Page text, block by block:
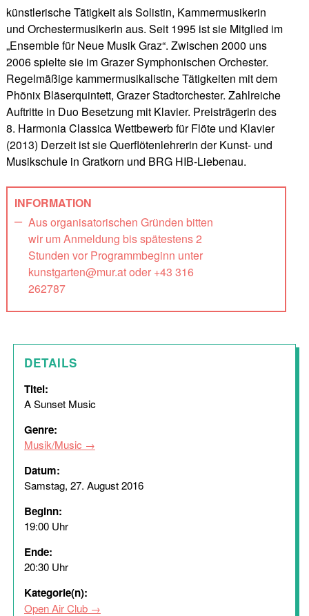
künstlerische Tätigkeit als Solistin, Kammermusikerin
und Orchestermusikerin aus. Seit 1995 ist sie Mitglied im
„Ensemble für Neue Musik Graz“. Zwischen 2000 uns
2006 spielte sie im Grazer Symphonischen Orchester.
Regelmäßige kammermusikalische Tätigkeiten mit dem
Phönix Bläserquintett, Grazer Stadtorchester. Zahlreiche
Auftritte in Duo Besetzung mit Klavier. Preisträgerin des
8. Harmonia Classica Wettbewerb für Flöte und Klavier
(2013) Derzeit ist sie Querflötenlehrerin der Kunst- und
Musikschule in Gratkorn und BRG HIB-Liebenau.
INFORMATION
Aus organisatorischen Gründen bitten
wir um Anmeldung bis spätestens 2
Stunden vor Programmbeginn unter
kunstgarten@mur.at oder +43 316
262787
DETAILS
Titel:
A Sunset Music
Genre:
Musik/Music
Datum:
Samstag, 27. August 2016
Beginn:
19:00 Uhr
Ende:
20:30 Uhr
Kategorie(n):
Open Air Club